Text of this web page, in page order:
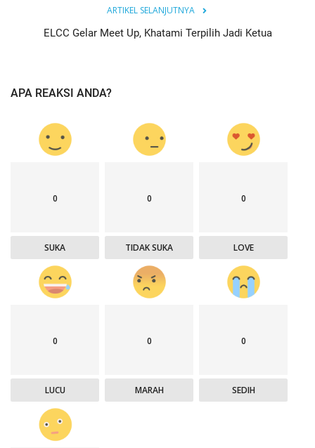
ARTIKEL SELANJUTNYA
ELCC Gelar Meet Up, Khatami Terpilih Jadi Ketua
APA REAKSI ANDA?
0
SUKA
0
TIDAK SUKA
0
LOVE
0
LUCU
0
MARAH
0
SEDIH